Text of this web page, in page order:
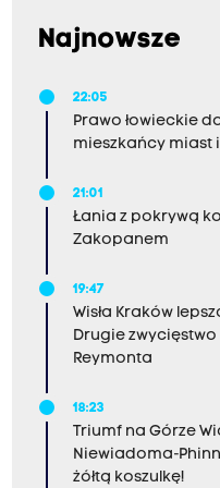
Najnowsze
22:05
Prawo łowieckie
mieszkańcy miast i
21:01
Łania z pokrywą
Zakopanem
19:47
Wisła Kraków
Drugie zwycięstwo
Reymonta
18:23
Triumf na Górze
Niewiadoma-
żółtą koszulkę!